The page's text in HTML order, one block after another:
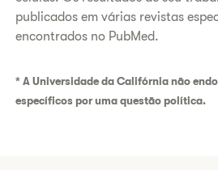
publicados em várias revistas
encontrados no PubMed.
* A Universidade da Califórnia não
específicos por uma questão política.